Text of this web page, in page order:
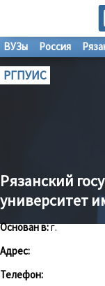
ВУЗы Россия
РГПУИС
Рязанский
университет
Основан в:г.
Адрес:
Телефон: